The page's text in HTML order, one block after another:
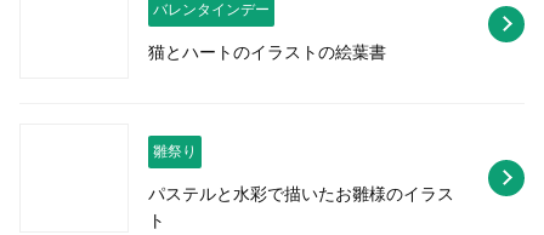
バレンタインデー
猫とハートのイラストの絵葉書
雛祭り
パステルと水彩で描いたお雛様のイラス
ト